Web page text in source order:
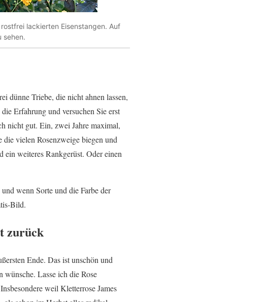
lackierten Eisenstangen. Auf
sehen.
dünne Triebe, die nicht ahnen lassen,
Erfahrung und versuchen Sie erst
nicht gut. Ein, zwei Jahre maximal,
vielen Rosenzweige biegen und
ein weiteres Rankgerüst. Oder einen
wenn Sorte und die Farbe der
Bild.
zurück
Ende. Das ist unschön und
Lasse ich die Rose
weil Kletterrose James